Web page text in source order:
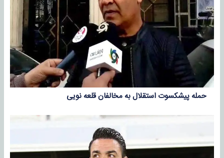
حمله پیشکسوت استقلال به مخالفان قلعه نویی